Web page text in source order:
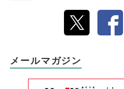
メールマガジン